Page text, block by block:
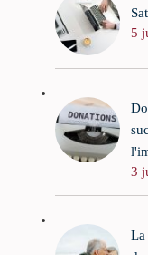
5
3
La